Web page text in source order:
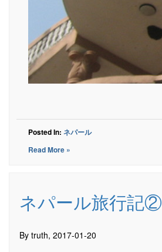
Posted In: ネパール
Read More »
ネパール旅行記②
By truth, 2017-01-20